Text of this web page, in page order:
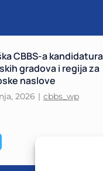
CBBS-a
gradova i regija za
naslove
2026 | cbbs_wp